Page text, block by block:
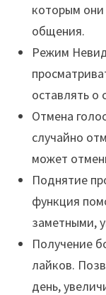
которым они
общения.
Режим
оставлять о
Отмена
случайно
может
Поднятие
функция
заметными,
Получение
лайков.
день,